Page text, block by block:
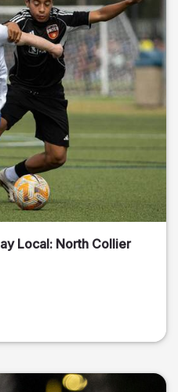
Weston Cup 2026 - Sunday Local: North Collier